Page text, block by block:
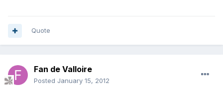
Quote
Fan de Valloire
Posted January 15, 2012